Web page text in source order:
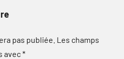
pas publiée. Les champs
avec*